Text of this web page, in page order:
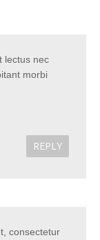
lectus nec
morbi
REPLY
consectetur